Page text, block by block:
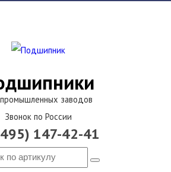
заводов
Звонок по России
147-42-41